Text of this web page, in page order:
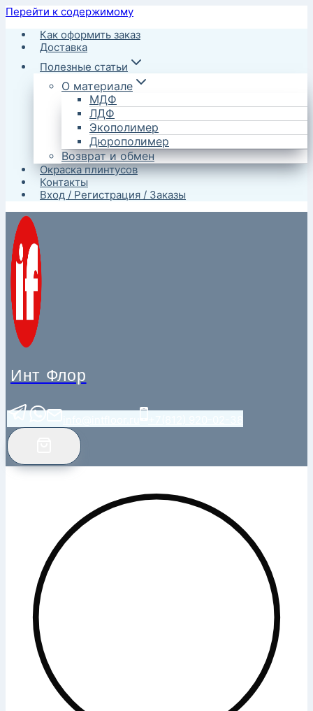
Перейти к содержимому
Как оформить заказ
Доставка
Полезные статьи
О материале
МДФ
ЛДФ
Экополимер
Дюрополимер
Возврат и обмен
Окраска плинтусов
Контакты
Вход / Регистрация / Заказы
Инт Флор